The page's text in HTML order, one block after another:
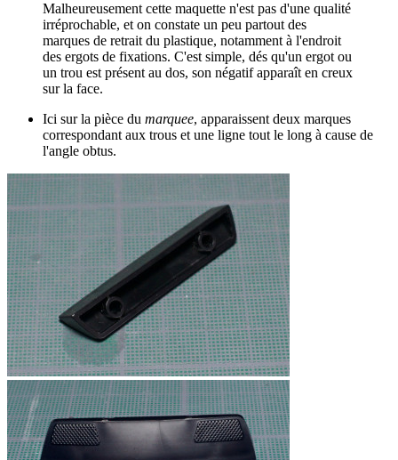
Malheureusement cette maquette n'est pas d'une qualité
irréprochable, et on constate un peu partout des
marques de retrait du plastique, notamment à l'endroit
des ergots de fixations. C'est simple, dés qu'un ergot ou
un trou est présent au dos, son négatif apparaît en creux
sur la face.
Ici sur la pièce du marquee, apparaissent deux marques
correspondant aux trous et une ligne tout le long à cause de
l'angle obtus.